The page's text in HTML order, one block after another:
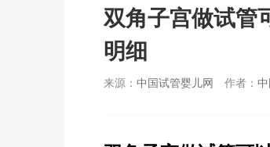
双角子宫做试管
明细
来源： 中国试管婴儿网 作者：